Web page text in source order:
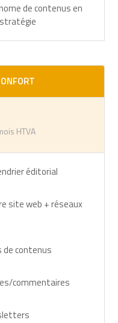
de contenus en
HTVA
éditorial
site web + réseaux
de contenus
commentaires